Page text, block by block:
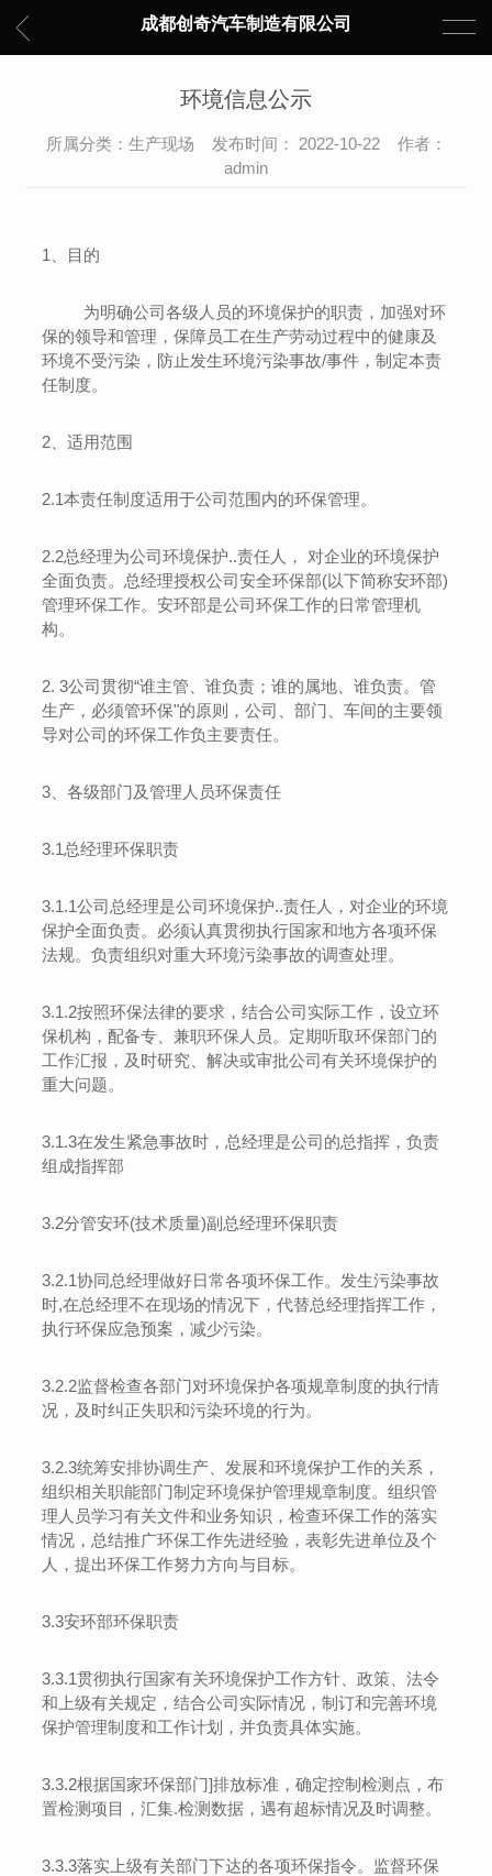
成都创奇汽车制造有限公司
环境信息公示
所属分类：生产现场 发布时间： 2022-10-22 作者：
admin
1 、目的
为明确公司各级人员的环境保护的职责，加强对环
保的领导和管理，保障员工在生产劳动过程中的健康及
环境不受污染，防止发生环境污染事故/事件，制定本责
任制度。
2 、适用范围
2.1本责任制度适用于公司范围内的环保管理。
2.2总经理为公司环境保护..责任人， 对企业的环境保护
全面负责。总经理授权公司安全环保部(以下简称安环部)
管理环保工作。安环部是公司环保工作的日常管理机
构。
2. 3公司贯彻“谁主管、谁负责 ；谁的属地、谁负责。管
生产，必须管环保"的原则，公司、部门、车间的主要领
导对公司的环保工作负主要责任。
3 、各级部门及管理人员环保责任
3.1总经理环保职责
3.1.1公司总经理是公司环境保护..责任人，对企业的环境
保护全面负责。必须认真贯彻执行国家和地方各项环保
法规。负责组织对重大环境污染事故的调查处理。
3.1.2按照环保法律的要求，结合公司实际工作，设立环
保机构，配备专、兼职环保人员。定期听取环保部门的
工作汇报，及时研究、解决或审批公司有关环境保护的
重大问题。
3.1.3在发生紧急事故时，总经理是公司的总指挥，负责
组成指挥部
3.2分管安环(技术质量)副总经理环保职责
3.2.1协同总经理做好日常各项环保工作。发生污染事故
时,在总经理不在现场的情况下 ，代替总经理指挥工作，
执行环保应急预案，减少污染。
3.2.2监督检查各部门对环境保护各项规章制度的执行情
况，及时纠正失职和污染环境的行为。
3.2.3统筹安排协调生产、发展和环境保护工作的关系，
组织相关职能部门制定环境保护管理规章制度。组织管
理人员学习有关文件和业务知识，检查环保工作的落实
情况，总结推广环保工作先进经验，表彰先进单位及个
人，提出环保工作努力方向与目标。
3.3安环部环保职责
3.3.1贯彻执行国家有关环境保护工作方针、政策、法令
和上级有关规定，结合公司实际情况，制订和完善环境
保护管理制度和工作计划，并负责具体实施。
3.3.2根据国家环保部门]排放标准，确定控制检测点，布
置检测项目，汇集.检测数据，遇有超标情况及时调整。
3.3.3落实上级有关部门下达的各项环保指令。监督环保